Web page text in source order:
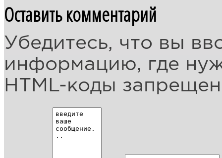
Оставить комментарий
Убедитесь, что вы
информацию, где
HTML-коды